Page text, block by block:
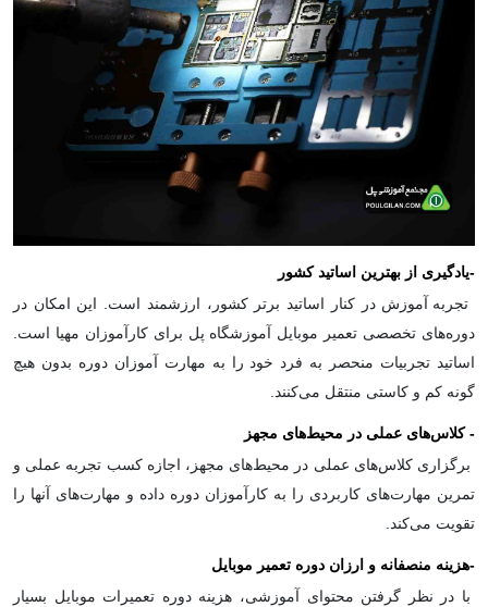
-یادگیری از بهترین اساتید کشور
تجربه آموزش در کنار اساتید برتر کشور، ارزشمند است. این امکان در
دوره‌های تخصصی تعمیر موبایل آموزشگاه پل برای کارآموزان مهیا است.
اساتید تجربیات منحصر به فرد خود را به مهارت آموزان دوره بدون هیچ
گونه کم و کاستی منتقل می‌کنند.
- کلاس‌های عملی در محیط‌های مجهز
برگزاری کلاس‌های عملی در محیط‌های مجهز، اجازه کسب تجربه عملی و
تمرین مهارت‌های کاربردی را به کارآموزان دوره داده و مهارت‌های آنها را
تقویت می‌کند.
-هزینه منصفانه و ارزان دوره تعمیر موبایل
با در نظر گرفتن محتوای آموزشی، هزینه دوره تعمیرات موبایل بسیار